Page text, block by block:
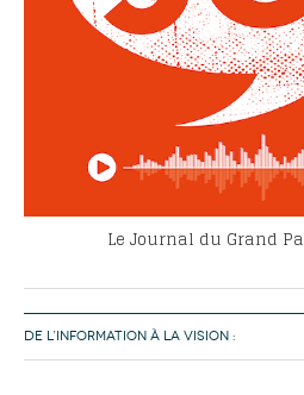
Le Journal du Grand
DE L’INFORMATION À LA VISION :